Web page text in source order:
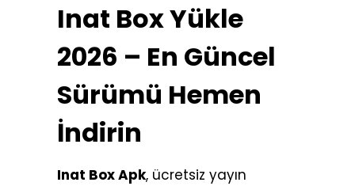
Inat Box Yükle
2026 – En Güncel
Sürümü Hemen
İndirin
Inat Box Apk, ücretsiz yayın